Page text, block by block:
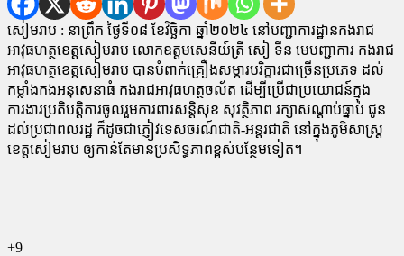
សៀមរាប : នាព្រឹក ថ្ងៃទី០៨ ខែវិច្ឆិកា ឆ្នាំ២០២៤ នៅបញ្ជាការដ្ឋានកងរាជ
អាវុធហត្ថខេត្តសៀមរាប លោកឧត្តមសេនីយ៍ត្រី សៀ ទីន មេបញ្ជាការ កងរាជ
អាវុធហត្ថខេត្តសៀមរាប បានបំពាក់គ្រឿងសម្ភារបរិក្ខារជាច្រើនប្រភេទ ដល់
កម្លាំងកងអនុសេនាធំ កងរាជអាវុធហត្ថចល័ត ដើម្បីប្រើជាប្រយោជន៍ក្នុង
ការងារប្រតិបត្តិការចូលរួមការពារសន្តិសុខ សុវត្ថិភាព រក្សាសណ្តាប់ធ្នាប់ ជូន
ដល់ប្រជាពលរដ្ឋ ក៏ដូចជាភ្ញៀវទេសចរណ៍ជាតិ-អន្តរជាតិ នៅក្នុងភូមិសាស្ត្រ
ខេត្តសៀមរាប ឲ្យកាន់តែមានប្រសិទ្ធភាពខ្ពស់បន្ថែមទៀត។
+9